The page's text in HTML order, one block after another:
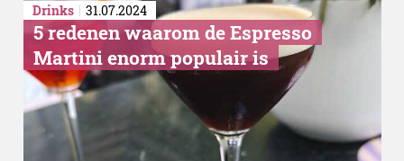
Drinks 31.07.2024
​5 redenen waarom de Espresso
Martini enorm populair is